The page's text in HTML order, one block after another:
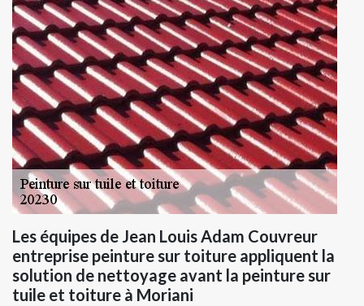
Les équipes de Jean Louis Adam Couvreur
entreprise peinture sur toiture appliquent la
solution de nettoyage avant la peinture sur
tuile et toiture à Moriani